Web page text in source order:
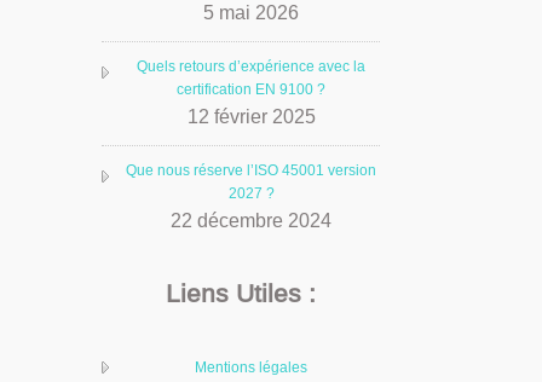
5 mai 2026
Quels retours d’expérience avec la
certification EN 9100 ?
12 février 2025
Que nous réserve l’ISO 45001 version
2027 ?
22 décembre 2024
Liens Utiles :
Mentions légales